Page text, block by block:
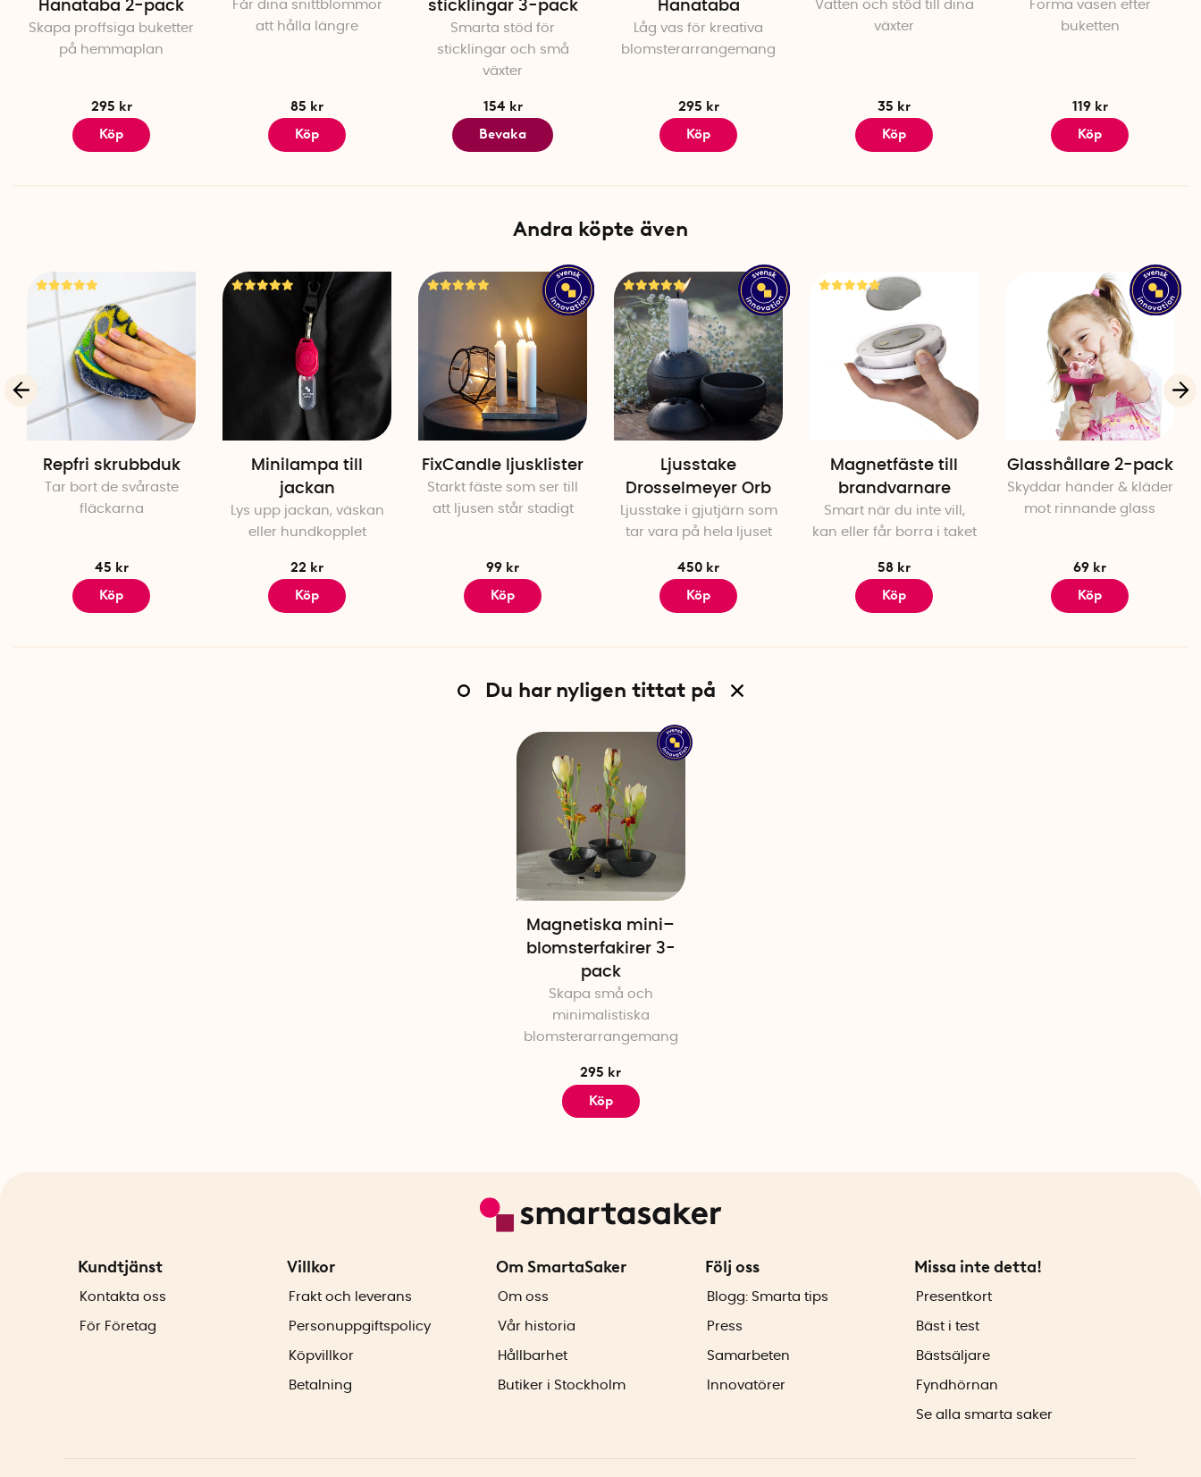
Nålarna är tillverkade i koppar, som är både hållbart och motståndskraftigt mot rost.
Basen med inbyggd magnet består av tenn, vilket ger god stabilitet och är
I förpackningen
3 × Magnetiska minifakirer
1 × Introduktionskort
Specifikationer
Material: Tenn, koppar
Diameter: ca 2 cm
Total höjd: ca 3 cm
Nålarnas höjd: ca 2 cm
Antal per förpackning: 3
Svensk innovatör:Christian Jonasson
Hanataba 2-pack
Skapa proffsiga buketter
på hemmaplan
295 kr
Köp
Får dina snittblommor
att hålla längre
85 kr
Köp
sticklingar 3-pack
Smarta stöd för
sticklingar och små
växter
154 kr
Bevaka
Hanataba
Låg vas för kreativa
blomsterarrangemang
295 kr
Köp
Vatten och stöd till dina
växter
35 kr
Köp
Forma vasen efter
buketten
119 kr
Köp
Andra köpte även
Repfri skrubbduk
Tar bort de svåraste
fläckarna
45 kr
Köp
Minilampa till
jackan
Lys upp jackan, väskan
eller hundkopplet
22 kr
Köp
FixCandle ljusklister
Starkt fäste som ser till
att ljusen står stadigt
99 kr
Köp
Ljusstake
Drosselmeyer Orb
Ljusstake i gjutjärn som
tar vara på hela ljuset
450 kr
Köp
Magnetfäste till
brandvarnare
Smart när du inte vill,
kan eller får borra i taket
58 kr
Köp
Glasshållare 2-pack
Skyddar händer & kläder
mot rinnande glass
69 kr
Köp
Du har nyligen tittat på
Magnetiska mini–
blomsterfakirer 3-
pack
Skapa små och
minimalistiska
blomsterarrangemang
295 kr
Köp
Kundtjänst
Kontakta oss
För Företag
Villkor
Frakt och leverans
Personuppgiftspolicy
Köpvillkor
Betalning
Om SmartaSaker
Om oss
Vår historia
Hållbarhet
Butiker i Stockholm
Följ oss
Blogg: Smarta tips
Press
Samarbeten
Innovatörer
Missa inte detta!
Presentkort
Bäst i test
Bästsäljare
Fyndhörnan
Se alla smarta saker